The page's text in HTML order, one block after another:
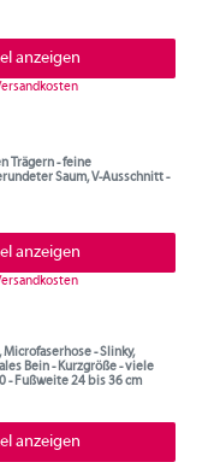
anzeigen
Trägern - feine
Saum, V-Ausschnitt -
anzeigen
- Slinky,
Bein - Kurzgröße - viele
- Fußweite 24 bis 36 cm
anzeigen